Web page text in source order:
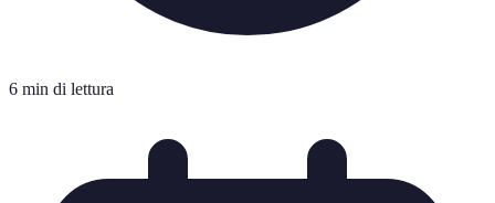
6 min di lettura